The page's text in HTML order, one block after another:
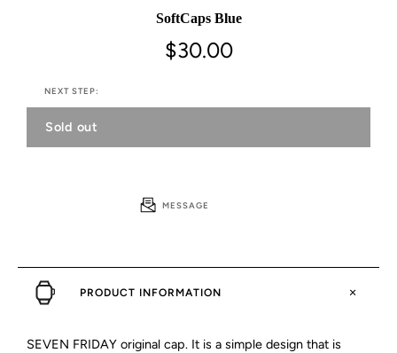
SoftCaps Blue
$30.00
NEXT STEP:
MESSAGE
Sold out
PRODUCT INFORMATION
SEVEN FRIDAY original cap. It is a simple design that is